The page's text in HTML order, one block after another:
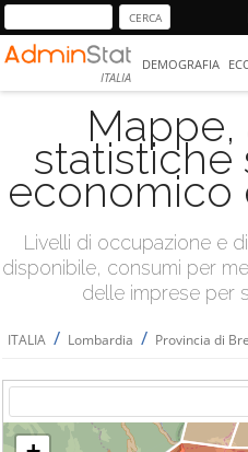
ITALIA
DEMOGRAFIA
Mappe,
statistiche
economico
Livelli di occupazione e
disponibile, consumi per
delle imprese per
ITALIA / Lombardia / Provincia di